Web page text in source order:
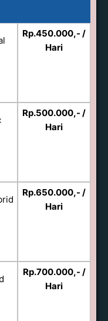
Rp.450.000,- /
Hari
Rp.500.000,- /
Hari
Rp.650.000,- /
Hari
Rp.700.000,- /
Hari